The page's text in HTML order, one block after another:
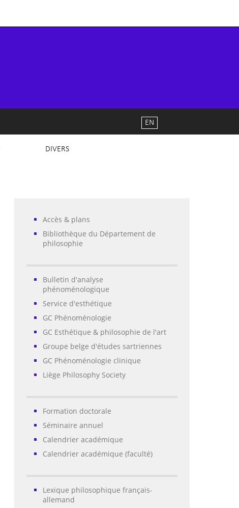
DIVERS
EN
Accès & plans
Bibliothèque du Département de
philosophie
Bulletin d'analyse
phénoménologique
Service d'esthétique
GC Phénoménologie
GC Esthétique & philosophie de l'art
Groupe belge d'études sartriennes
GC Phénoménologie clinique
Liège Philosophy Society
Formation doctorale
Séminaire annuel
Calendrier académique
Calendrier académique (faculté)
Lexique philosophique français-
allemand